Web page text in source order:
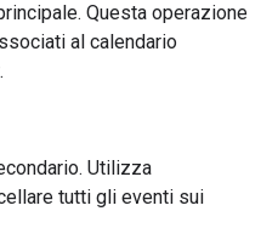
Questa operazione
al calendario
Utilizza
tutti gli eventi sui